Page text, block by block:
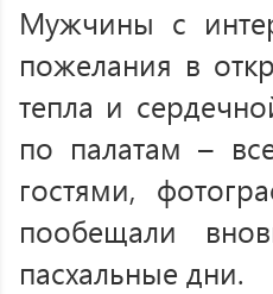
Мужчины с
пожелания в
тепла и
по палатам –
гостями,
пообещали
пасхальные дни.